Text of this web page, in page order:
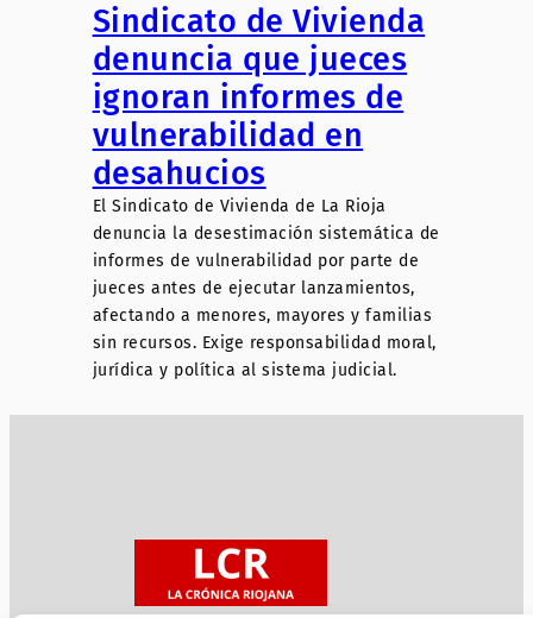
Sindicato de Vivienda
denuncia que jueces
ignoran informes de
vulnerabilidad en
desahucios
El Sindicato de Vivienda de La Rioja
denuncia la desestimación sistemática de
informes de vulnerabilidad por parte de
jueces antes de ejecutar lanzamientos,
afectando a menores, mayores y familias
sin recursos. Exige responsabilidad moral,
jurídica y política al sistema judicial.